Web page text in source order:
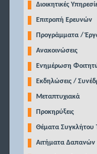
Διοικητικές
Επιτροπή Ερευνών
Προγράμματα /
Ανακοινώσεις
Ενημέρωση
Εκδηλώσεις /
Μεταπτυχιακά
Προκηρύξεις
Θέματα Συγκλήτου
Αιτήματα Δαπανών